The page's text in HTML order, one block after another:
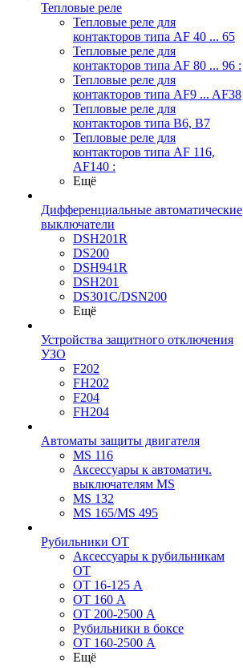
Тепловые реле
Тепловые реле для
контакторов типа AF 40 ... 65
Тепловые реле для
контакторов типа AF 80 ... 96 :
Тепловые реле для
контакторов типа AF9 ... AF38
Тепловые реле для
контакторов типа В6, В7
Тепловые реле для
контакторов типа AF 116,
AF140 :
Ещё
Дифференциальные автоматические
выключатели
DSH201R
DS200
DSH941R
DSH201
DS301C/DSN200
Ещё
Устройства защитного отключения
УЗО
F202
FH202
F204
FH204
Автоматы защиты двигателя
MS 116
Аксессуары к автоматич.
выключателям MS
MS 132
MS 165/MS 495
Рубильники ОТ
Аксессуары к рубильникам
OT
OT 16-125 А
OT 160 А
OT 200-2500 А
Рубильники в боксе
OT 160-2500 А
Ещё